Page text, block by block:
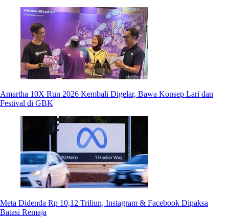
Amartha 10X Run 2026 Kembali Digelar, Bawa Konsep Lari dan
Festival di GBK
Meta Didenda Rp 10,12 Triliun, Instagram & Facebook Dipaksa
Batasi Remaja